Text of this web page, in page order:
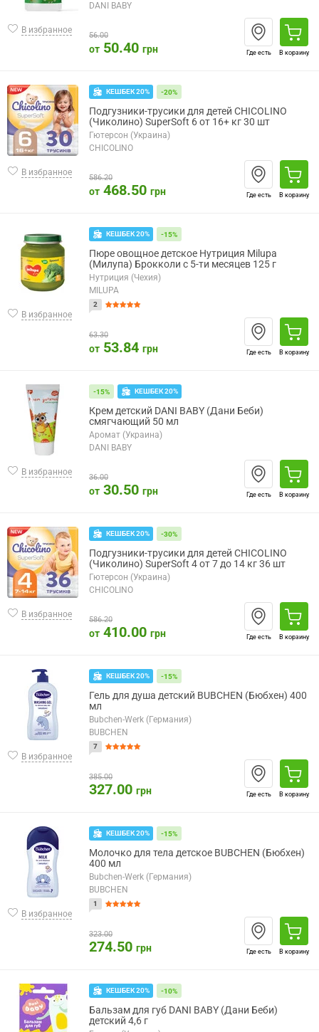
В избранное
DANI BABY
56.00
от 50.40 грн Где есть В корзину
В избранное
КЕШБЕК 20% -20%
Подгузники-трусики для детей CHICOLINO
(Чиколино) SuperSoft 6 от 16+ кг 30 шт
Гютерсон (Украина)
CHICOLINO
586.20
от 468.50 грн Где есть В корзину
В избранное
КЕШБЕК 20% -15%
Пюре овощное детское Нутриция Milupa
(Милупа) Брокколи с 5-ти месяцев 125 г
Нутриция (Чехия)
MILUPA
2
63.30
от 53.84 грн Где есть В корзину
В избранное
-15% КЕШБЕК 20%
Крем детский DANI BABY (Дани Беби)
смягчающий 50 мл
Аромат (Украина)
DANI BABY
36.00
от 30.50 грн Где есть В корзину
В избранное
КЕШБЕК 20% -30%
Подгузники-трусики для детей CHICOLINO
(Чиколино) SuperSoft 4 от 7 до 14 кг 36 шт
Гютерсон (Украина)
CHICOLINO
586.20
от 410.00 грн Где есть В корзину
В избранное
КЕШБЕК 20% -15%
Гель для душа детский BUBCHEN (Бюбхен) 400
мл
Bubchen-Werk (Германия)
BUBCHEN
7
385.00
327.00 грн Где есть В корзину
В избранное
КЕШБЕК 20% -15%
Молочко для тела детское BUBCHEN (Бюбхен)
400 мл
Bubchen-Werk (Германия)
BUBCHEN
1
323.00
274.50 грн Где есть В корзину
КЕШБЕК 20% -10%
Бальзам для губ DANI BABY (Дани Беби)
детский 4,6 г